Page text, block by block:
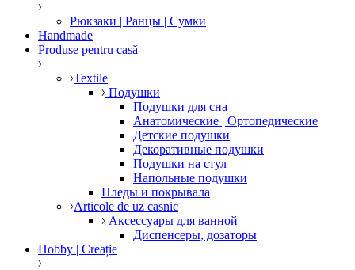
Рюкзаки | Ранцы | Сумки
Handmade
Produse pentru casă
Textile
Подушки
Подушки для сна
Анатомические | Ортопедические
Детские подушки
Декоративные подушки
Подушки на стул
Напольные подушки
Пледы и покрывала
Articole de uz casnic
Аксессуары для ванной
Диспенсеры, дозаторы
Hobby | Creație